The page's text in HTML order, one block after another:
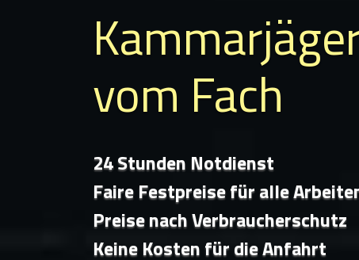
vom Fach
24 Stunden Notdienst
Faire Festpreise für alle
Preise nach Verbraucherschutz
Keine Kosten für die Anfahrt